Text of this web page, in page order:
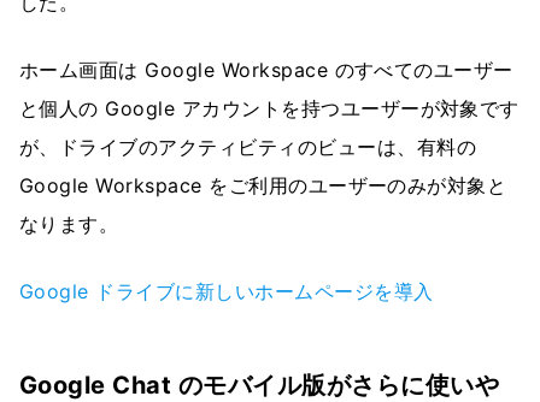
ホーム画面は Google Workspace のすべてのユーザー
と個人の Google アカウントを持つユーザーが対象です
が、ドライブのアクティビティのビューは、有料の
Google Workspace をご利用のユーザーのみが対象と
なります。
Google ドライブに新しいホームページを導入
Google Chat のモバイル版がさらに使いや